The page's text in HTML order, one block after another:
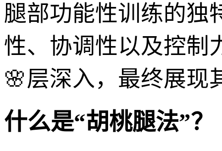
腿部功能性训练的独
性、协调性以及控制
🌸层深入，最终展现
什么是“胡桃腿法”？